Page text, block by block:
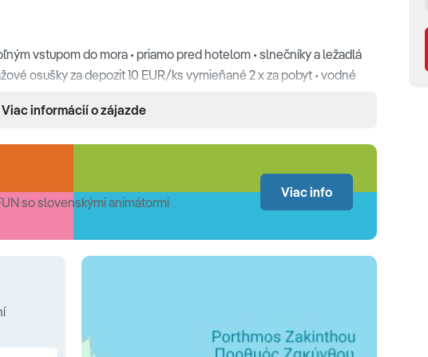
vstupom do mora • priamo pred hotelom • slnečníky a ležadlá
osušky za depozit 10 EUR/ks vymieňané 2 x za pobyt • vodné
alebo vaňou, WC • klimatizácia • LCD SAT TV • sušič vlasov •
• set na prípravu kávy alebo čaju
2 prísteliek s výhľadom do záhrady) •
more) •
na slnenie, priamy vstup do zdieľaného bazéna - oddeleného
Viac informácií o zájazde
so slovenskými animátormi
Viac info